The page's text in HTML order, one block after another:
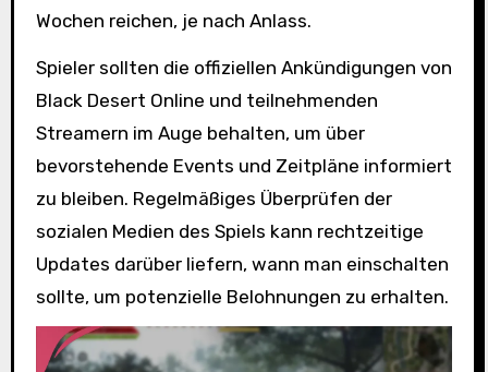
Wochen reichen, je nach Anlass.
Spieler sollten die offiziellen Ankündigungen von
Black Desert Online und teilnehmenden
Streamern im Auge behalten, um über
bevorstehende Events und Zeitpläne informiert
zu bleiben. Regelmäßiges Überprüfen der
sozialen Medien des Spiels kann rechtzeitige
Updates darüber liefern, wann man einschalten
sollte, um potenzielle Belohnungen zu erhalten.